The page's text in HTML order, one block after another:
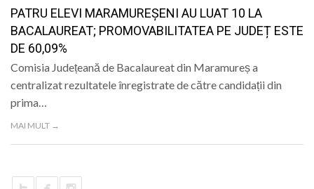
LIFE
PATRU ELEVI MARAMUREȘENI AU LUAT 10 LA
BACALAUREAT; PROMOVABILITATEA PE JUDEȚ ESTE
DE 60,09%
Comisia Județeană de Bacalaureat din Maramureș a
centralizat rezultatele înregistrate de către candidații din
prima…
MAI MULT →